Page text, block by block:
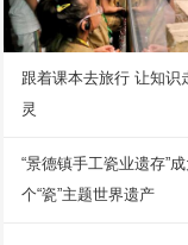
跟着课本去旅行 让知识
灵
“景德镇手工瓷业遗存”
个“瓷”主题世界遗产